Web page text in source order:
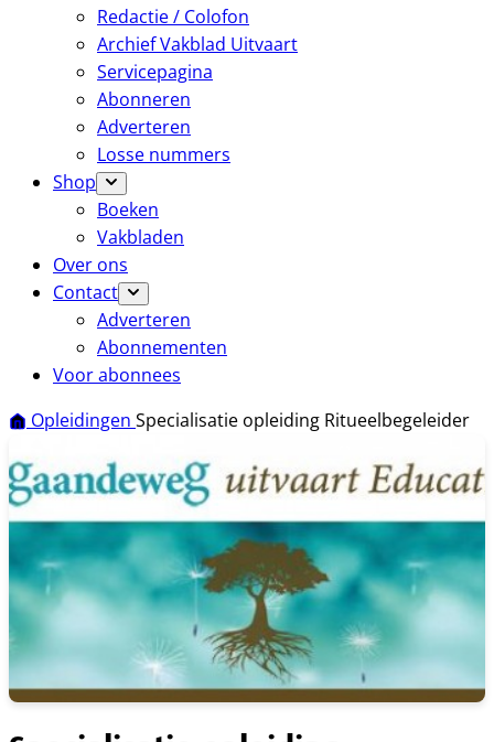
Redactie / Colofon
Archief Vakblad Uitvaart
Servicepagina
Abonneren
Adverteren
Losse nummers
Shop
Boeken
Vakbladen
Over ons
Contact
Adverteren
Abonnementen
Voor abonnees
Opleidingen Specialisatie opleiding Ritueelbegeleider